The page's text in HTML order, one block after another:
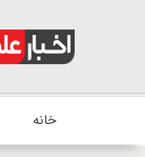
خانه